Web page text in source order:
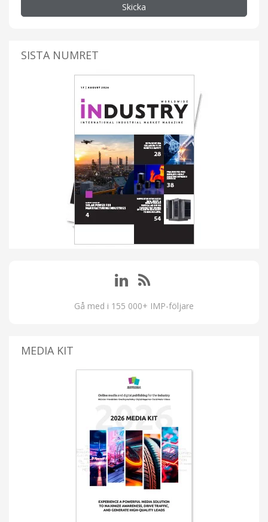
Skicka
SISTA NUMRET
Gå med i 155 000+ IMP-följare
MEDIA KIT